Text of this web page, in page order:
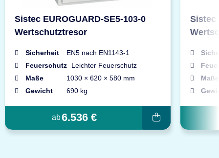
Sistec EUROGUARD-SE5-103-0
Wertschutztresor
Sicherheit
EN5 nach EN1143-1
Feuerschutz
Leichter Feuerschutz
Maße
1030 × 620 × 580 mm
Gewicht
690 kg
ab6.536 €
Sistec
Maße